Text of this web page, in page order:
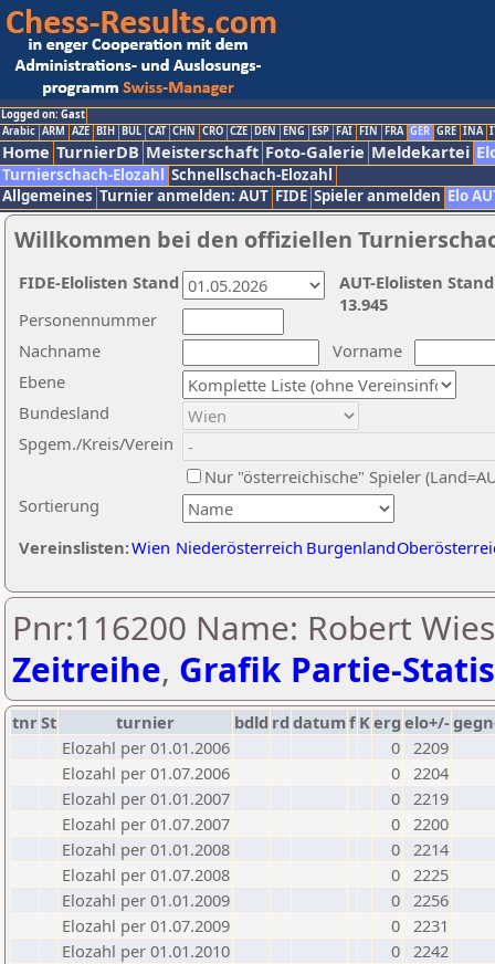
Logged on: Gast
Arabic ARM AZE BIH BUL CAT CHN CRO CZE DEN ENG ESP FAI FIN FRA GER GRE INA
Home TurnierDB Meisterschaft Foto-Galerie Meldekartei
Turnierschach-Elozahl Schnellschach-Elozahl
Allgemeines Turnier anmelden: AUT FIDE Spieler anmelden Elo
Willkommen bei den offiziellen
Nachname
Vorname
Ebene
Sortierung
Personennummer
Bundesland
Spgem./Kreis/Verein
Nur "österreichische" Spieler
Vereinslisten:Wien Niederösterreich Burgenland
AUT-Elolisten
13.945
FIDE-Elolisten Stand
Pnr:116200 Name: Robert
Zeitreihe, Grafik Partie-
tnrSt turnier bdld rd datumf Kerg elo+/-
Elozahl per 01.01.2006
0 2209
Elozahl per 01.07.2006
0 2204
Elozahl per 01.01.2007
0 2219
Elozahl per 01.07.2007
0 2200
Elozahl per 01.01.2008
0 2214
Elozahl per 01.07.2008
0 2225
Elozahl per 01.01.2009
0 2256
Elozahl per 01.07.2009
0 2231
Elozahl per 01.01.2010
0 2242